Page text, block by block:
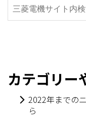
カテゴリー
2022年までの
ら